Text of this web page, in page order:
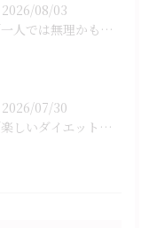
2026/08/03
「一人では無理かも…」
2026/07/30
「楽しいダイエットでした♡」